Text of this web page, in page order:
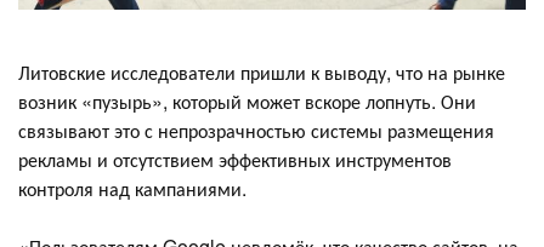
Литовские исследователи пришли к выводу, что на рынке
возник «пузырь», который может вскоре лопнуть. Они
связывают это с непрозрачностью системы размещения
рекламы и отсутствием эффективных инструментов
контроля над кампаниями.